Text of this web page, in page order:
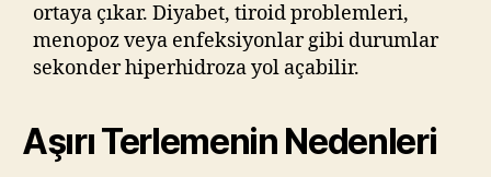
ortaya çıkar. Diyabet, tiroid problemleri,
menopoz veya enfeksiyonlar gibi durumlar
sekonder hiperhidroza yol açabilir.
Aşırı Terlemenin Nedenleri